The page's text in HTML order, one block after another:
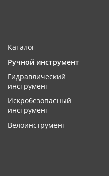
Каталог
Ручной инструмент
Гидравлический
инструмент
Искробезопасный
инструмент
Велоинструмент